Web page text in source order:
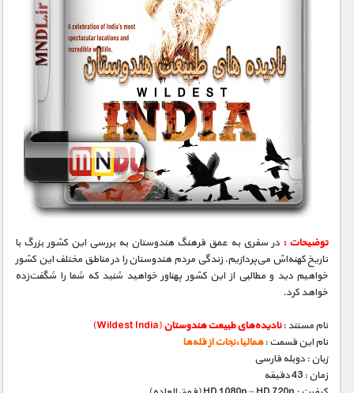
کیهان / نجوم
گردشگری
مسابقات / ورزشی
مستند های اختصاصی
توضیحات : در سفری به عمق فرهنگ هندوستان به بررسی این کشور بزرگ با
تاریخ کهنه‌اش می‌پردازیم. زندگی مردم هندوستان را در مناطق مختلف این کشور
خواهیم دید و مطالبی از این کشور پهناور خواهید شنید که شما را شگفت‌زده
خواهد کرد.
نام مستند :نادیده‌های طبیعت هندوستان(Wildest India)
نام این قسمت :همالیا،‌نجات از قله‌ها
زبان : دوبله فارسی
زمان : 43 دقیقه